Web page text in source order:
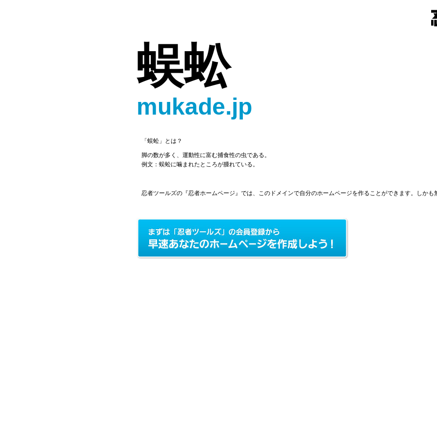
蜈蚣
mukade.jp
「蜈蚣」とは？
脚の数が多く、運動性に富む捕食性の虫である。
例文：蜈蚣に噛まれたところが腫れている。
忍者ツールズの『忍者ホームページ』では、このドメインで自分のホームページを作ることができます。しかも